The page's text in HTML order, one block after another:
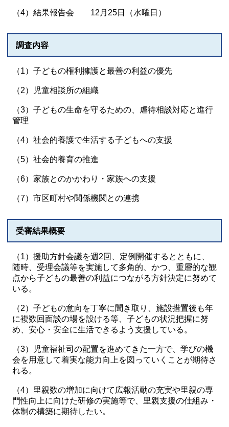
（4）結果報告会 12月25日（水曜日）
調査内容
（1）子どもの権利擁護と最善の利益の優先
（2）児童相談所の組織
（3）子どもの生命を守るための、虐待相談対応と進行
管理
（4）社会的養護で生活する子どもへの支援
（5）社会的養育の推進
（6）家族とのかかわり・家族への支援
（7）市区町村や関係機関との連携
受審結果概要
（1）援助方針会議を週2回、定例開催するとともに、
随時、受理会議等を実施して多角的、かつ、重層的な観
点から子どもの最善の利益につながる方針決定に努めて
いる。
（2）子どもの意向を丁寧に聞き取り、施設措置後も年
に複数回面談の場を設ける等、子どもの状況把握に努
め、安心・安全に生活できるよう支援している。
（3）児童福祉司の配置を進めてきた一方で、学びの機
会を用意して着実な能力向上を図っていくことが期待さ
れる。
（4）里親数の増加に向けて広報活動の充実や里親の専
門性向上に向けた研修の実施等で、里親支援の仕組み・
体制の構築に期待したい。